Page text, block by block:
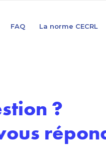
FAQ La norme CECRL
?